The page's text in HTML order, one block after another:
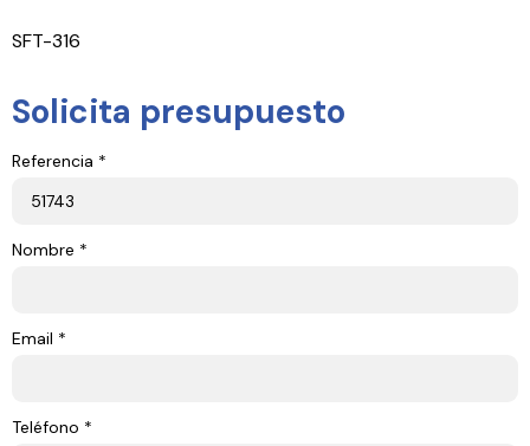
SFT-316
Solicita presupuesto
Referencia *
Nombre *
Email *
Teléfono *